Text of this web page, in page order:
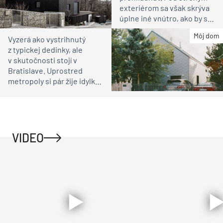
exteriérom sa však skrýva
úplne iné vnútro, ako by ste
čakali
Môj dom
Vyzerá ako vystrihnutý
z typickej dedinky, ale
v skutočnosti stojí v
Bratislave. Uprostred
metropoly si pár žije idylku
VIDEO